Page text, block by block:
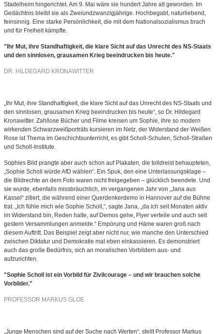
Stadelheim hingerichtet. Am 9. Mai wäre sie hundert Jahre alt geworden. Im
Gedächtnis bleibt sie als Zweiundzwanzigjährige. Hochbegabt, naturliebend,
feinsinnig. Eine starke Persönlichkeit, die mit dem Nationalsozialismus brach
und für Freiheit kämpfte.
"Ihr Mut, ihre Standhaftigkeit, die klare Sicht auf das Unrecht des NS-Staats
und den sinnlosen, grausamen Krieg beeindrucken bis heute."
DR. HILDEGARD KRONAWITTER
„Ihr Mut, ihre Standhaftigkeit, die klare Sicht auf das Unrecht des NS-Staats und
den sinnlosen, grausamen Krieg beeindrucken bis heute“, so Dr. Hildegard
Kronawitter. Zahllose Bücher und Filme kreisen um Sophie, ihre so modern
wirkenden Schwarzweißporträts kursieren im Netz, der Widerstand der Weißen
Rose ist Thema im Geschichtsunterricht, es gibt Scholl-Schulen, Scholl-Straßen
und Scholl-Institute.
Sophies Bild prangte aber auch schon auf Plakaten, die tolldreist behaupteten,
„Sophie Scholl würde AfD wählen“. Ein Spuk, den eine Unterlassungsklage –
die Bildrechte an dem Foto waren nicht freigegeben – glücklich beendete. Und
sie wurde, ebenfalls missbräuchlich, im vergangenen Jahr von „Jana aus
Kassel“ zitiert, die während einer Querdenkerdemo in Hannover auf die Bühne
trat. „Ich fühle mich wie Sophie Scholl,“, sagte Jana, „da ich seit Monaten aktiv
im Widerstand bin, Reden halte, auf Demos gehe, Flyer verteile und auch seit
gestern Versammlungen anmelde.“ Empörung und Häme waren groß nach
diesem Auftritt. Das Beispiel zeigt aber nicht nur, wie manche den Unterschied
zwischen Diktatur und Demokratie mal eben einkassieren. Es demonstriert
auch das große Bedürfnis, sich an moralischen Vorbildern aus- und
aufzurichten.
"Sophie Scholl ist ein Vorbild für Zivilcourage – und wir brauchen solche
Vorbilder."
PROFESSOR MARKUS GLOE
„Junge Menschen sind auf der Suche nach Werten“, stellt Professor Markus